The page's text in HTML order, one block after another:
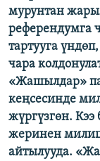
мурунтан
референдумга
тартууга
чара
«Жашылдар»
кеңсесинде
жүргүзгөн.
жеринен
айтылууда.